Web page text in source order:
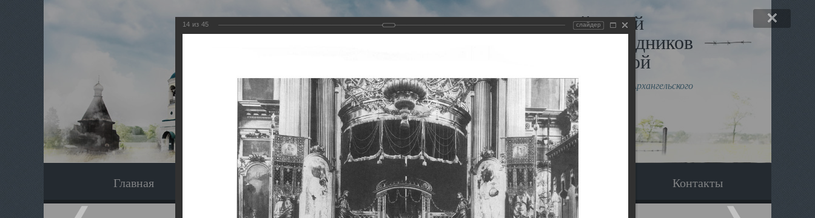
Виртуальный музей
Новомучеников и исповедников
Земли Архангельской
Сайт создан по благословлению митрополита Архангельского
и Холмогорского Даниила
Главная Экскурсия Наследники Галерея Вопрос-ответ Контакты
14 из 45 слайдер